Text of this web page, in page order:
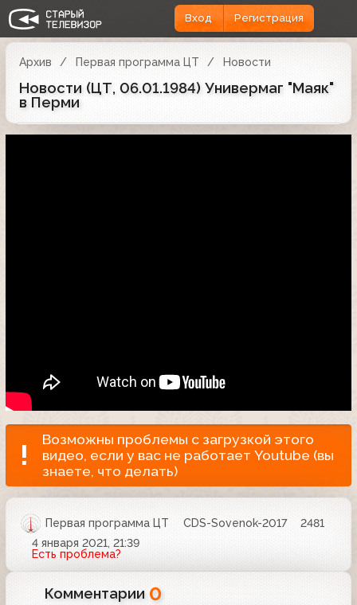
Вход Регистрация
Архив Первая программа ЦТ Новости
Новости (ЦТ, 06.01.1984) Универмаг "Маяк"
в Перми
Возможны проблемы с загрузкой этого
видео, если у вас не работает Youtube (вы
знаете, что делать)
Первая программа ЦТ CDS-Sovenok-2017
2481
4 января 2021, 21:39
Есть проблема?
Комментарии 0